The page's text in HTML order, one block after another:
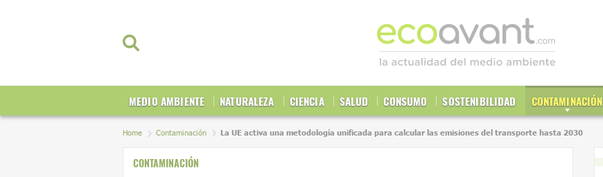
MEDIO AMBIENTE NATURALEZA CIENCIA SALUD CONSUMO SOSTENIBILIDAD CONTAMINACIÓN
Home Contaminación La UE activa una metodología unificada para calcular las emisiones del transporte hasta 2030
CONTAMINACIÓN